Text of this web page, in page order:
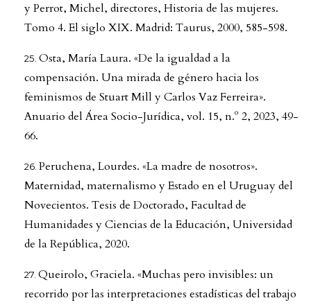
y Perrot, Michel, directores, Historia de las mujeres.
Tomo 4. El siglo XIX. Madrid: Taurus, 2000, 585-598.
Osta, María Laura. «De la igualdad a la
compensación. Una mirada de género hacia los
feminismos de Stuart Mill y Carlos Vaz Ferreira».
Anuario del Área Socio-Jurídica, vol. 15, n.º 2, 2023, 49-
66.
Peruchena, Lourdes. «La madre de nosotros».
Maternidad, maternalismo y Estado en el Uruguay del
Novecientos. Tesis de Doctorado, Facultad de
Humanidades y Ciencias de la Educación, Universidad
de la República, 2020.
Queirolo, Graciela. «Muchas pero invisibles: un
recorrido por las interpretaciones estadísticas del trabajo